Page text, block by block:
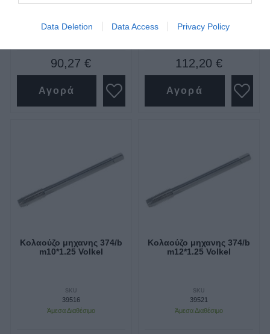
Data Deletion Data Access Privacy Policy
Άμεσα Διαθέσιμο
90,27 €
Αγορά
Άμεσα Διαθέσιμο
112,20 €
Αγορά
Κολαούζο μηχανης 374/b
m10*1.25 Volkel
SKU
39516
Άμεσα Διαθέσιμο
Κολαούζο μηχανης 374/b
m12*1.25 Volkel
SKU
39521
Άμεσα Διαθέσιμο